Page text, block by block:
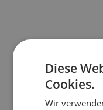
Diese
Cookies.
Wir